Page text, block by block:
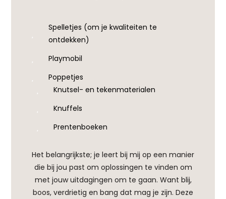
Spelletjes (om je kwaliteiten te
ontdekken)
Playmobil
Poppetjes
Knutsel- en tekenmaterialen
Knuffels
Prentenboeken
Het belangrijkste; je leert bij mij op een manier
die bij jou past om oplossingen te vinden om
met jouw uitdagingen om te gaan. Want blij,
boos, verdrietig en bang dat mag je zijn. Deze